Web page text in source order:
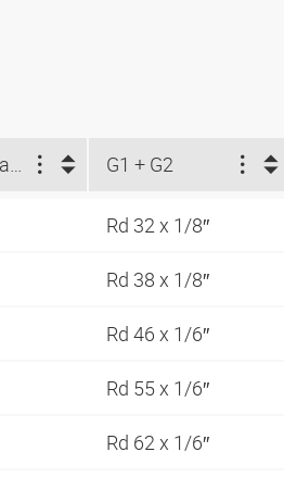
Radni pritisak bar G1 + G2
Rd 32 x 1/8″
Rd 38 x 1/8″
Rd 46 x 1/6″
Rd 55 x 1/6″
Rd 62 x 1/6″